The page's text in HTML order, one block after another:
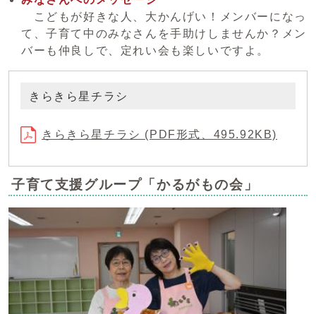
こどもが好きな人、大かんげい！メンバーになっ
て、子育て中のみなさんを手助けしませんか？メン
バーも仲良しで、定れい会も楽しいですよ。
きらきら星チラシ
きらきら星チラシ (PDF形式、495.92KB)
子育て支援グループ「かるがもの会」